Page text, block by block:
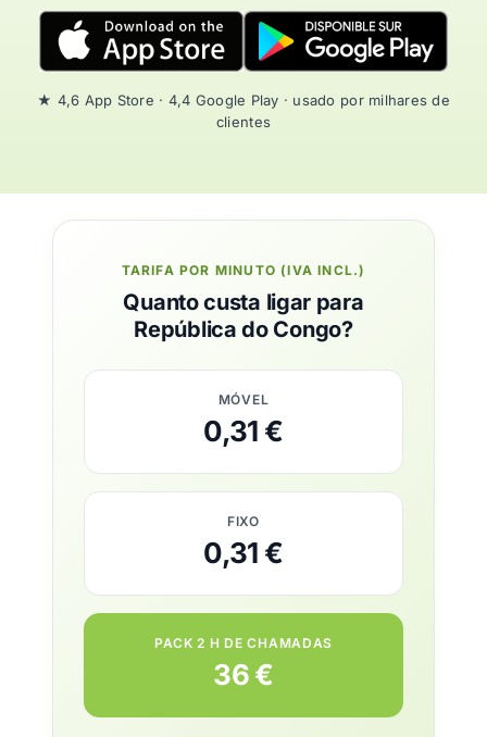
★ 4,6 App Store · 4,4 Google Play · usado por milhares de
clientes
TARIFA POR MINUTO (IVA INCL.)
Quanto custa ligar para
República do Congo?
MÓVEL
0,31 €
FIXO
0,31 €
PACK 2 H DE CHAMADAS
36 €